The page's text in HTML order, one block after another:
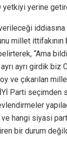
yetkiyi yerine
millet
“Ama
ayrı girdik biz
oy ve çıkarılan
Parti seçimden
ve hangi siyasi
bir durum